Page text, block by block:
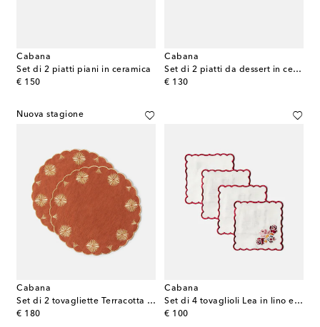
Cabana
Set di 2 piatti piani in ceramica
€ 150
original price
Cabana
Set di 2 piatti da dessert in ceramica
€ 130
original price
Nuova stagione
Cabana
Set di 2 tovagliette Terracotta in lino e cotone
€ 180
original price
Cabana
Set di 4 tovaglioli Lea in lino e cotone
€ 100
original price